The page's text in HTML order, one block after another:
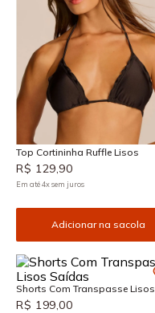
Top Cortininha Ruffle Lisos
R$ 129,90
Em até4xsem juros
Adicionar na sacola
Shorts Com Transpasse Lisos
Saídas
R$ 199,00